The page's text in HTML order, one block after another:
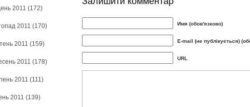
2011 (172)
2011 (170)
2011 (159)
2011 (178)
2011 (111)
2011 (139)
Имя (обов'язково)
E-mail (не публікується)
URL